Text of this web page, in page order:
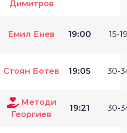
Димитров
Емил Енев 19:00 15-
Стоян Ботев 19:05 30-
Методи
Георгиев
19:21 30-